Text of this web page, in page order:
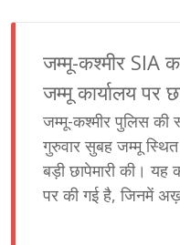
जम्मू-कश्मीर SIA
जम्मू कार्यालय पर
सामग्री बरामद
जम्मू-कश्मीर पुलिस की
गुरुवार सुबह जम्मू स्थित
बड़ी छापेमारी की। यह
पर की गई है, जिनमें
में शामिल होने और